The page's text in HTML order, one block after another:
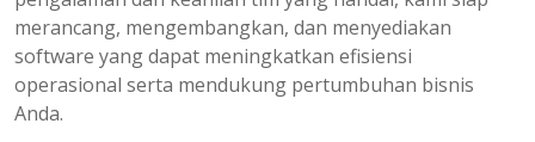
merancang, mengembangkan, dan menyediakan
software yang dapat meningkatkan efisiensi
operasional serta mendukung pertumbuhan bisnis
Anda.